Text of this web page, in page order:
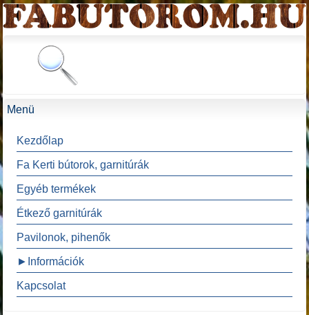
Menü
Kezdőlap
Fa Kerti bútorok, garnitúrák
Egyéb termékek
Étkező garnitúrák
Pavilonok, pihenők
►Információk
Kapcsolat